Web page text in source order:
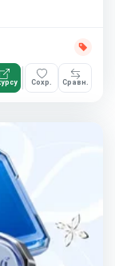
Сохр. Сравн.